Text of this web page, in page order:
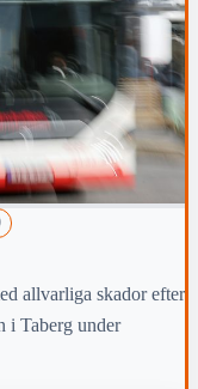
allvarliga skador efter
i Taberg under